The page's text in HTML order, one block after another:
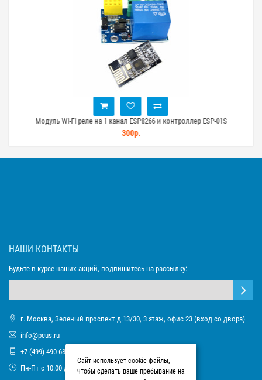
Модуль WI-FI реле на 1 канал ESP8266 и контроллер ESP-01S
300р.
НАШИ КОНТАКТЫ
Будьте в курсе наших акций, подпишитесь на рассылку:
г. Москва, Зеленый проспект д.13/30, 3 этаж, офис 23 (вход со двора)
info@pcus.ru
+7 (499) 490-68-93
Пн-Пт с 10:00 до 17:00
Сайт использует cookie-файлы,
чтобы сделать ваше пребывание на